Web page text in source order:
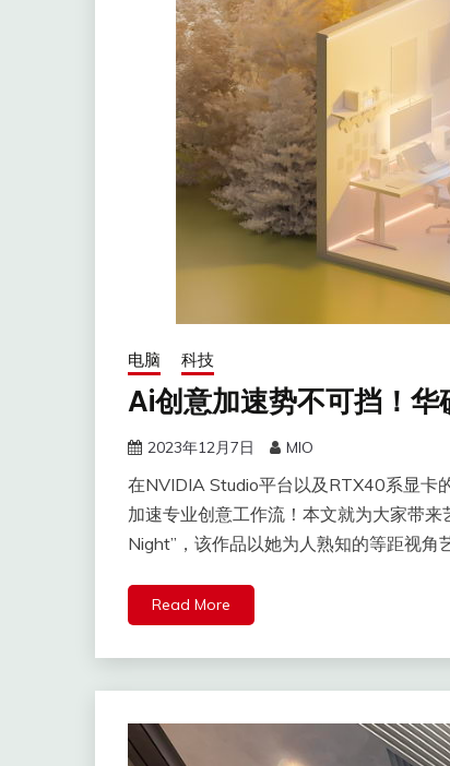
电脑 科技
Ai创意加速势不可挡！
2023年12月7日 MIO
在NVIDIA Studio平台以及RTX40系显卡
加速专业创意工作流！本文就为大家带
Night”，该作品以她为人熟知的等距视角
Read More